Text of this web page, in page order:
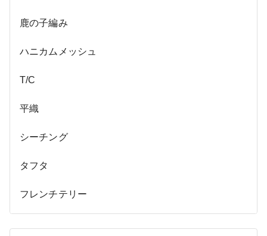
鹿の子編み
ハニカムメッシュ
T/C
平織
シーチング
タフタ
フレンチテリー